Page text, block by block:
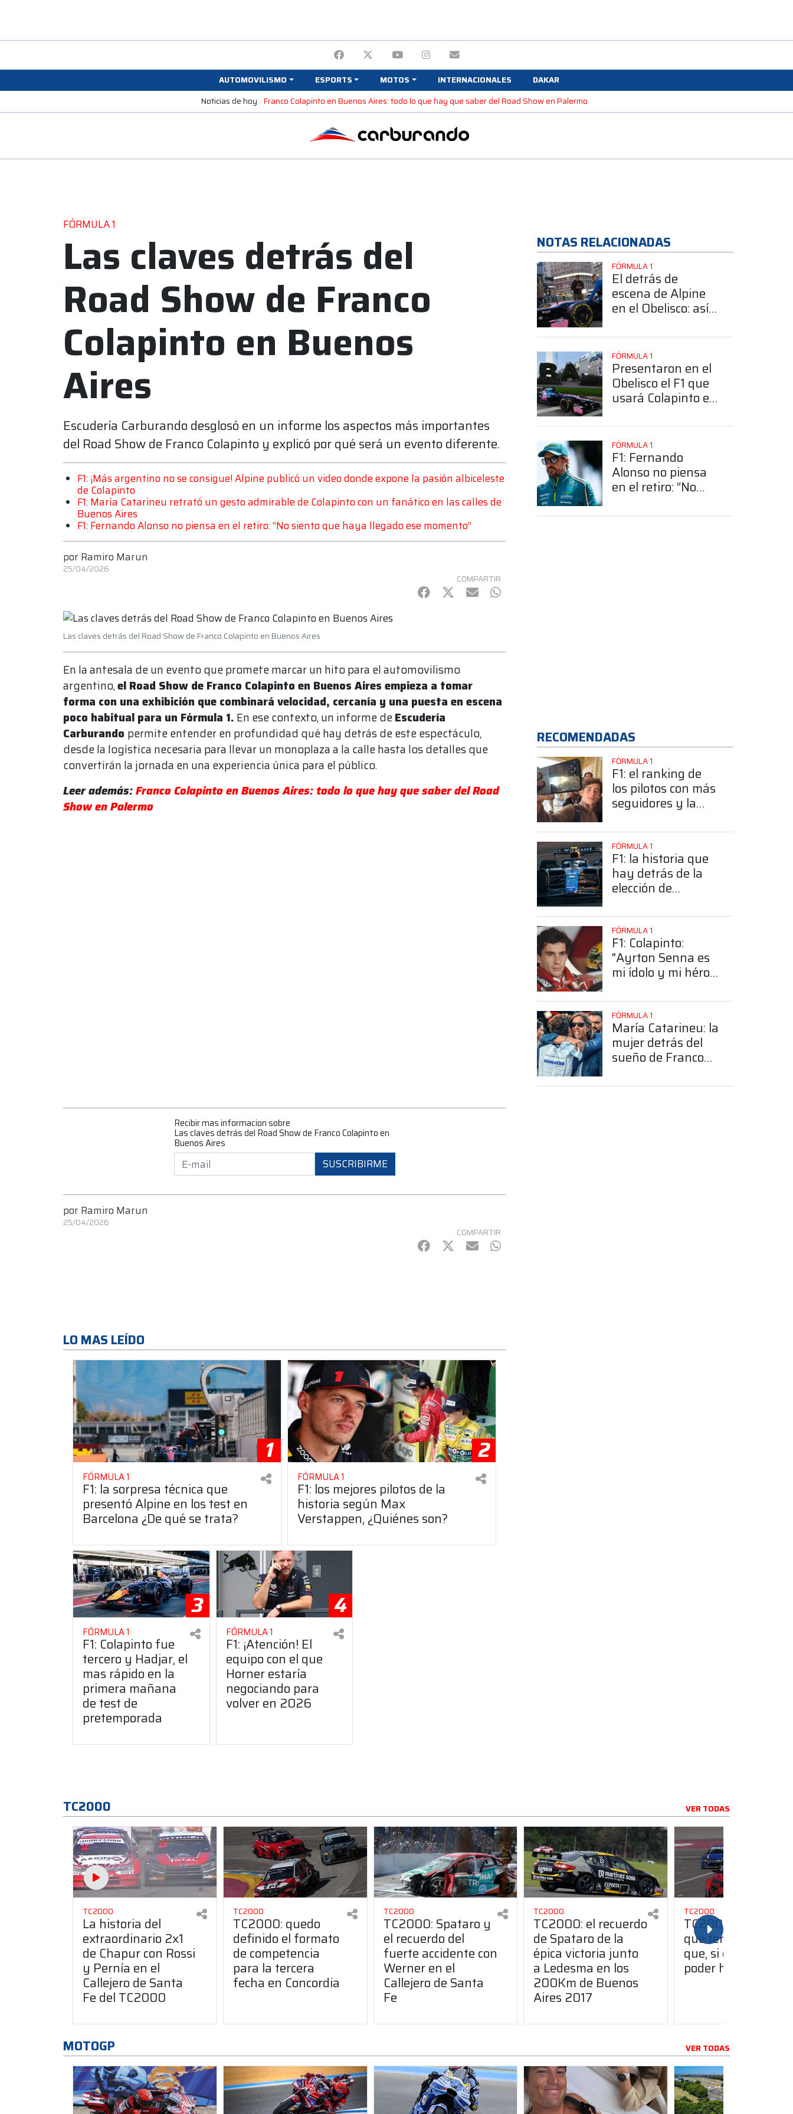
AUTOMOVILISMO ESPORTS MOTOS INTERNACIONALES
DAKAR
Noticias de hoy Franco Colapinto en Buenos Aires: todo lo que hay que saber del Road Show en Palermo
FÓRMULA 1
Las claves detrás del
Road Show de Franco
Colapinto en Buenos
Aires
Escudería Carburando desglosó en un informe los aspectos más importantes
del Road Show de Franco Colapinto y explicó por qué será un evento diferente.
F1: ¡Más argentino no se consigue! Alpine publicó un video donde expone la pasión albiceleste
de Colapinto
F1: María Catarineu retrató un gesto admirable de Colapinto con un fanático en las calles de
Buenos Aires
F1: Fernando Alonso no piensa en el retiro: “No siento que haya llegado ese momento”
por Ramiro Marun
25/04/2026
COMPARTIR
Facebook
Twitter
mail WhatsApp
Las claves detrás del Road Show de Franco Colapinto en Buenos Aires
En la antesala de un evento que promete marcar un hito para el automovilismo
argentino,el Road Show de Franco Colapinto en Buenos Aires empieza a tomar
forma con una exhibición que combinará velocidad, cercanía y una puesta en escena
poco habitual para un Fórmula 1. En ese contexto, un informe deEscudería
Carburando permite entender en profundidad qué hay detrás de este espectáculo,
desde la logística necesaria para llevar un monoplaza a la calle hasta los detalles que
convertirán la jornada en una experiencia única para el público.
Leer además:Franco Colapinto en Buenos Aires: todo lo que hay que saber del Road
Show en Palermo
Recibir mas informacion sobre
Las claves detrás del Road Show de Franco Colapinto en
Buenos Aires
SUSCRIBIRME
por Ramiro Marun
25/04/2026
COMPARTIR
Facebook
Twitter
mail WhatsApp
LO MAS LEÍDO
1
FÓRMULA 1
F1: la sorpresa técnica que
presentó Alpine en los test en
Barcelona ¿De qué se trata?
2
FÓRMULA 1
F1: los mejores pilotos de la
historia según Max
Verstappen, ¿Quiénes son?
3
FÓRMULA 1
F1: Colapinto fue
tercero y Hadjar, el
mas rápido en la
primera mañana
de test de
pretemporada
4
FÓRMULA 1
F1: ¡Atención! El
equipo con el que
Horner estaría
negociando para
volver en 2026
NOTAS RELACIONADAS
FÓRMULA 1
El detrás de
escena de Alpine
en el Obelisco: así
para fotografiar el
F1 de Colapinto
FÓRMULA 1
Presentaron en el
Obelisco el F1 que
usará Colapinto en
Buenos Aires
FÓRMULA 1
F1: Fernando
Alonso no piensa
en el retiro: “No
llegado ese
RECOMENDADAS
FÓRMULA 1
F1: el ranking de
los pilotos con más
seguidores y la
posición de
Colapinto
FÓRMULA 1
F1: la historia que
hay detrás de la
elección de
número 43
FÓRMULA 1
F1: Colapinto:
"Ayrton Senna es
mi ídolo y mi héroe
FÓRMULA 1
María Catarineu: la
mujer detrás del
sueño de Franco
Fórmula 1
TC2000 VER TODAS
TC2000
La historia del
extraordinario 2x1
de Chapur con Rossi
y Pernía en el
Callejero de Santa
Fe del TC2000
TC2000
TC2000: quedo
definido el formato
de competencia
para la tercera
fecha en Concordia
TC2000
TC2000: Spataro y
el recuerdo del
fuerte accidente con
Werner en el
Callejero de Santa
Fe
TC2000
TC2000: el recuerdo
de Spataro de la
épica victoria junto
a Ledesma en los
200Km de Buenos
Aires 2017
TC2000
TC2000: “Se tiene
que terminar eso
que, si corres ahí,
poder hacerlo acá”
MOTOGP VER TODAS